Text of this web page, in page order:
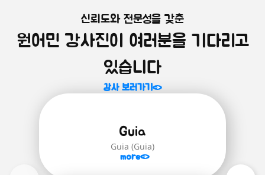
원어민 화상영어를 시작하는 모
든 학생 학습자 추천!
학생 대표 수준별 과정은 'Brainstorm
English' 교재로 진행되며 '스스로 생각하
는 힘'을 기르기 위함을 중점적으로 다루며
유추하는 힘을 길러줍니다.
Brainstorm English(24권):
급(파닉스)부터 최상급 단계까지의 모
미취학 아동을 위한 영어 첫걸음!
알파벳부터 파닉스까지, 미취학 아동을 위
한 기초 영어 과정입니다.
신뢰도와 전문성을 갖춘
원어민 강사진이 여러분을 기다리고
있습니다
강사 보러가기
Guia
Guia (Guia)
more